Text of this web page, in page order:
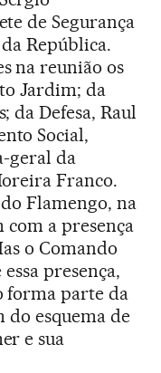
de Segurança
República.
na reunião os
Jardim; da
da Defesa, Raul
Social,
geral da
Franco.
Flamengo, na
com a presença
o Comando
presença,
forma parte da
do esquema de
e sua